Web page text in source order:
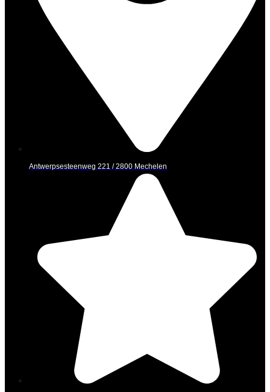
Antwerpsesteenweg 221 / 2800 Mechelen